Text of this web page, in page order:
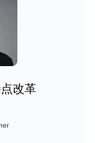
改革